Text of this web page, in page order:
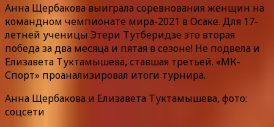
Анна Щербакова выиграла соревнования женщин на
командном чемпионате мира-2021 в Осаке. Для 17-
летней ученицы Этери Тутберидзе это вторая
победа за два месяца и пятая в сезоне! Не подвела и
Елизавета Туктамышева, ставшая третьей. «МК-
Спорт» проанализировал итоги турнира.
Анна Щербакова и Елизавета Туктамышева, фото:
соцсети